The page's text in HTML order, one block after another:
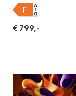
€ 799,-